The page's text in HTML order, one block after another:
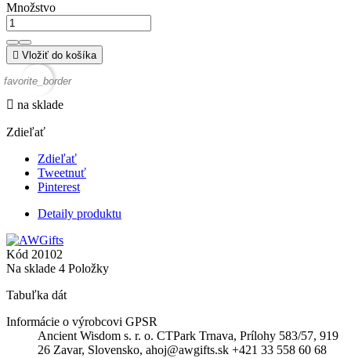
Množstvo
 Vložiť do košíka
favorite_border
 na sklade
Zdieľať
Zdieľať
Tweetnuť
Pinterest
Detaily produktu
Kód 20102
Na sklade 4 Položky
Tabuľka dát
Informácie o výrobcovi GPSR
Ancient Wisdom s. r. o. CTPark Trnava, Prílohy 583/57, 919
26 Zavar, Slovensko, ahoj@awgifts.sk +421 33 558 60 68